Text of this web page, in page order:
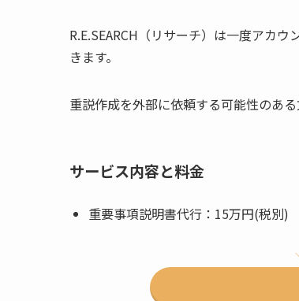
R.E.SEARCH（リサーチ）は一度アカ
きます。
重説作成を外部に依頼する可能性のあ
サービス内容と料金
重要事項説明書代行：15万円(税別)